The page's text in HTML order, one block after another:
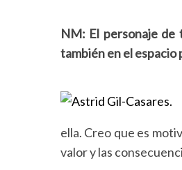
NM: El personaje de
también en el espacio
ella. Creo que es
valor y las
o
: